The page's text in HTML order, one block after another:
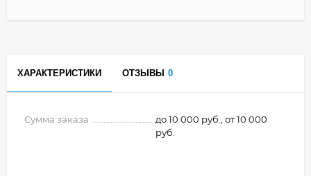
ХАРАКТЕРИСТИКИ ОТЗЫВЫ 0
Сумма заказа
до 10 000 руб., от 10 000
руб.